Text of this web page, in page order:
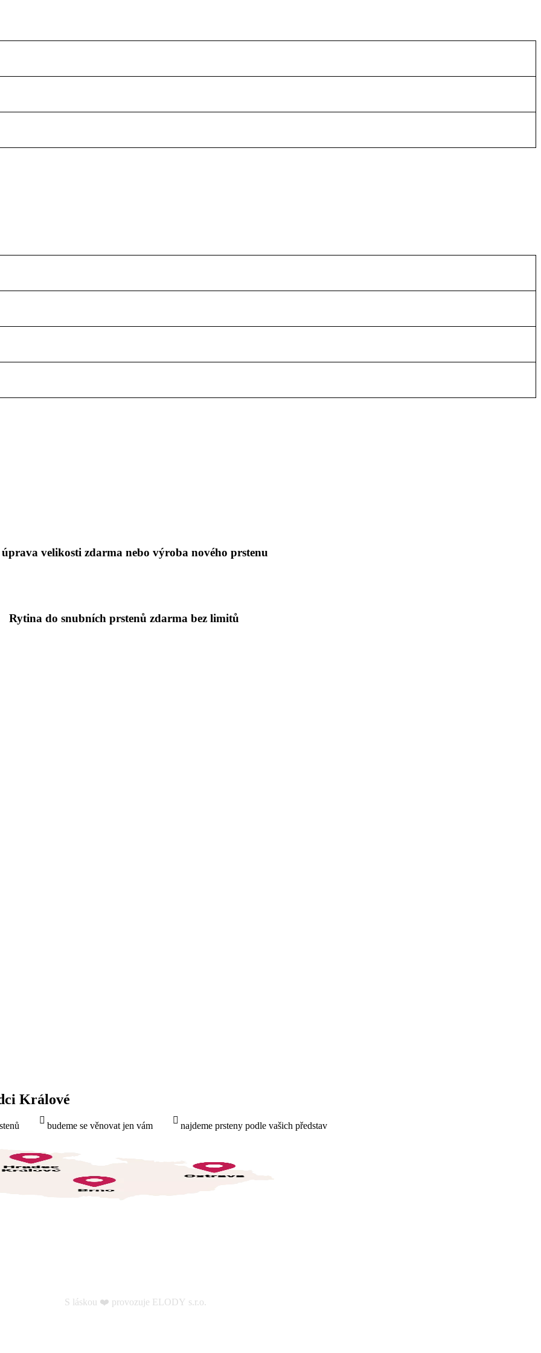
různě otékají a ideální velikosti zjistíte, až po pár dnech nošení.
jsou úpravy velikosti ještě častější.
zpoplatněna, podle modelu a rozsahu úpravy.
protože se prsteny vyrábí až na základě objednávky a přímo pro vás (ve vaší velikosti a konkrétní konfiguraci.)
všechny důležité parametry. Ke kamenům od velikosti 0,50 ct dostanete zdarma
rozumět.
v objednávkovém formuláři na stránce s modelem zaškrnout "Chci změnit design prstenů" a vyplnit vaše přání. Chcete změnit šířku?
šperky, většinou to je kvůli příměsím, které zlatá slitina obsahuje. Je potřeba, abyste věděli, na co konkrétně alergii máte. Na základě
velikosti zdarma nebo výroba nového prstenu
Rytina do snubních prstenů zdarma bez limitů
Králové
budeme se věnovat jen vám
najdeme prsteny podle vašich představ
S láskou ❤️ provozuje ELODY s.r.o.